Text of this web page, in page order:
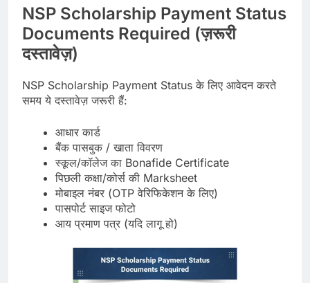
NSP Scholarship Payment Status
Documents Required (ज़रूरी
दस्तावेज़)
NSP Scholarship Payment Status के लिए आवेदन करते
समय ये दस्तावेज़ जरूरी हैं:
आधार कार्ड
बैंक पासबुक / खाता विवरण
स्कूल/कॉलेज का Bonafide Certificate
पिछली कक्षा/कोर्स की Marksheet
मोबाइल नंबर (OTP वेरिफिकेशन के लिए)
पासपोर्ट साइज फोटो
आय प्रमाण पत्र (यदि लागू हो)